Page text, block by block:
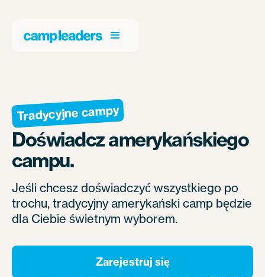
Tradycyjne campy
Doświadcz amerykańskiego
campu.
Jeśli chcesz doświadczyć wszystkiego po
trochu, tradycyjny amerykański camp będzie
dla Ciebie świetnym wyborem.
Zarejestruj się